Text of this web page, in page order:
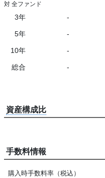
対 全ファンド
3年 -
5年 -
10年 -
総合 -
資産構成比
手数料情報
購入時手数料率（税込）